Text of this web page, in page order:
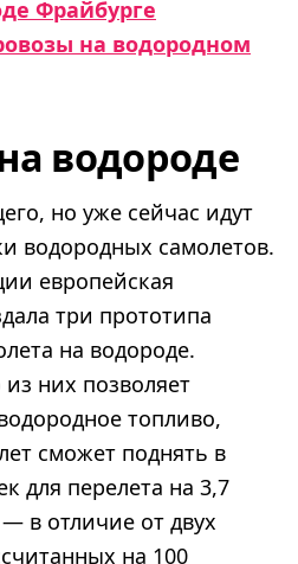
Фрайбурге
на водородном
водороде
но уже сейчас идут
водородных самолетов.
европейская
три прототипа
на водороде.
них позволяет
топливо,
сможет поднять в
для перелета на 3,7
в отличие от двух
на 100